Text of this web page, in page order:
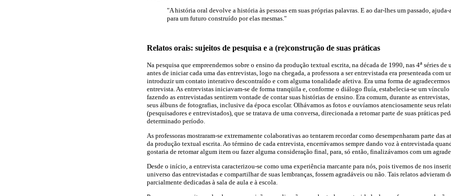
"A história oral devolve a história às pessoas em suas próprias palavras. E ao dar-lhes um passado, ajuda-
para um futuro construído por elas mesmas."
Relatos orais: sujeitos de pesquisa e a (re)construção de suas práticas
Na pesquisa que empreendemos sobre o ensino da produção textual escrita, na década de 1990, nas 4a séries de
antes de iniciar cada uma das entrevistas, logo na chegada, a professora a ser entrevistada era presenteada com
introduzir um contato interativo descontraído e com alguma tonalidade afetiva. Era uma forma de agradecermos
entrevista. As entrevistas iniciavam-se de forma tranqüila e, conforme o diálogo fluía, estabelecia-se um vínculo
fazendo as entrevistadas sentirem vontade de contar suas histórias de ensino. Era comum, durante as entrevistas,
seus álbuns de fotografias, inclusive da época escolar. Olhávamos as fotos e ouvíamos atenciosamente seus
(pesquisadores e entrevistados), que se tratava de uma conversa, direcionada a retomar parte de suas práticas
determinado período.
As professoras mostraram-se extremamente colaborativas ao tentarem recordar como desempenharam parte das
da produção textual escrita. Ao término de cada entrevista, encerrávamos sempre dando voz à entrevistada
gostaria de retomar algum item ou fazer alguma consideração final, para, só então, finalizávamos com um
Desde o início, a entrevista caracterizou-se como uma experiência marcante para nós, pois tivemos de nos
universo das entrevistadas e compartilhar de suas lembranças, fossem agradáveis ou não. Tais relatos advieram
parcialmente dedicadas à sala de aula e à escola.